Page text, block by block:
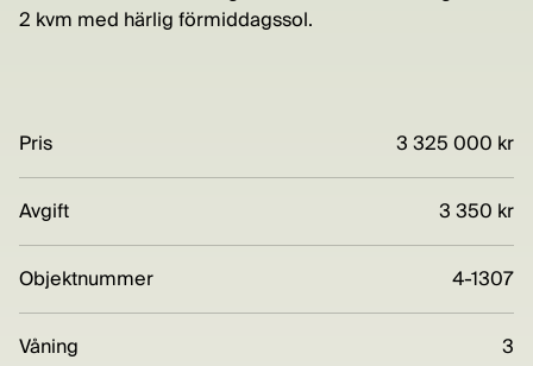
2 kvm med härlig förmiddagssol.
Pris 3 325 000 kr
Avgift 3 350 kr
Objektnummer 4-1307
Våning 3